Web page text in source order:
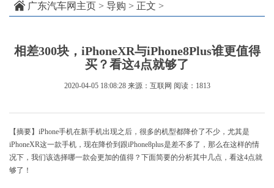
广东汽车网主页 > 导购 > 正文 >
相差300块，iPhoneXR与iPhone8Plus谁更值得
买？看这4点就够了
2020-04-05 18:08:28 来源：互联网 阅读：1813
【摘要】iPhone手机在新手机出现之后，很多的机型都降价了不少，尤其是
iPhoneXR这一款手机，现在降价到跟iPhone8plus是差不多了，那么在这样的情
况下，我们该选择哪一款会更加的值得？下面简要的分析其中几点，看这4点就
够了！